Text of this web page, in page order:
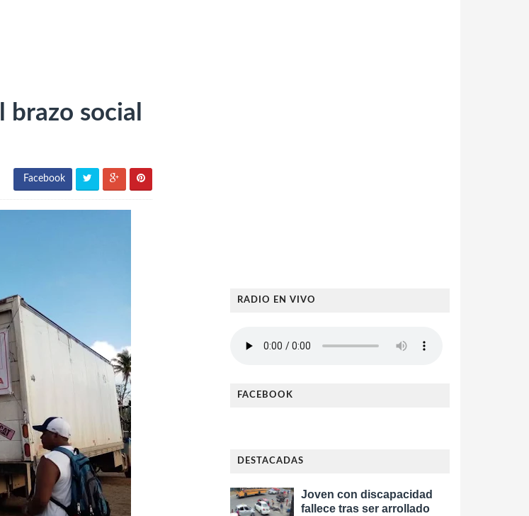
social
Facebook
RADIO EN VIVO
FACEBOOK
DESTACADAS
Joven con discapacidad
fallece tras ser arrollado